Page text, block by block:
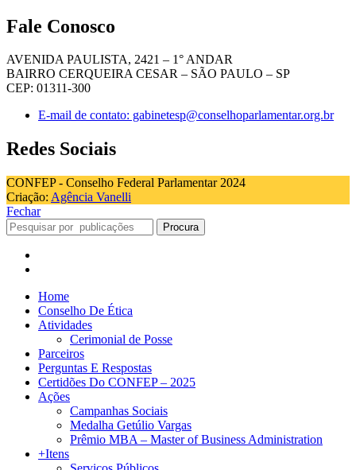
Fale Conosco
AVENIDA PAULISTA, 2421 – 1° ANDAR
BAIRRO CERQUEIRA CESAR – SÃO PAULO – SP
CEP: 01311-300
E-mail de contato: gabinetesp@conselhoparlamentar.org.br
Redes Sociais
CONFEP - Conselho Federal Parlamentar 2024
Criação: Agência Vanelli
Fechar
Procura
Home
Conselho De Ética
Atividades
Cerimonial de Posse
Parceiros
Perguntas E Respostas
Certidões Do CONFEP – 2025
Ações
Campanhas Sociais
Medalha Getúlio Vargas
Prêmio MBA – Master of Business Administration
+Itens